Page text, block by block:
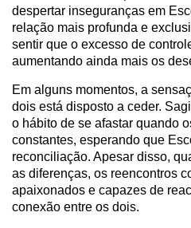
despertar inseguranças em
relação mais profunda e
sentir que o excesso de
aumentando ainda mais os
Em alguns momentos, a
dois está disposto a ceder.
o hábito de se afastar quando
constantes, esperando que
reconciliação. Apesar disso,
as diferenças, os reencontros
apaixonados e capazes de
conexão entre os dois.